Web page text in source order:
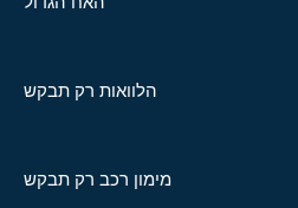
הלוואות רק תבקש
מימון רכב רק תבקש